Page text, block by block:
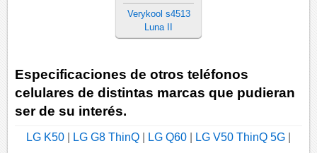
Verykool s4513
Luna II
Especificaciones de otros teléfonos
celulares de distintas marcas que pudieran
ser de su interés.
LG K50 LG G8 ThinQ LG Q60 LG V50 ThinQ 5G